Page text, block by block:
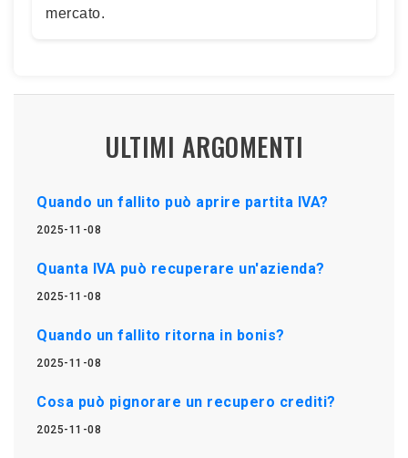
mercato.
ULTIMI ARGOMENTI
Quando un fallito può aprire partita IVA?
2025-11-08
Quanta IVA può recuperare un'azienda?
2025-11-08
Quando un fallito ritorna in bonis?
2025-11-08
Cosa può pignorare un recupero crediti?
2025-11-08